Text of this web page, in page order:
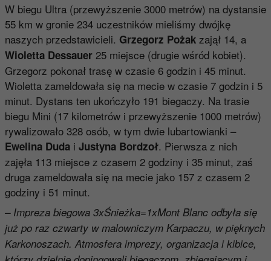
W biegu Ultra (przewyższenie 3000 metrów) na dystansie
55 km w gronie 234 uczestników mieliśmy dwójkę
naszych przedstawicieli. Grzegorz Pożakzajął 14, a
Wioletta Dessauer25 miejsce (drugie wśród kobiet).
Grzegorz pokonał trasę w czasie 6 godzin i 45 minut.
Wioletta zameldowała się na mecie w czasie 7 godzin i 5
minut. Dystans ten ukończyło 191 biegaczy. Na trasie
biegu Mini (17 kilometrów i przewyższenie 1000 metrów)
rywalizowało 328 osób, w tym dwie lubartowianki –
Ewelina Duda i Justyna Bordzoł. Pierwsza z nich
zajęła 113 miejsce z czasem 2 godziny i 35 minut, zaś
druga zameldowała się na mecie jako 157 z czasem 2
godziny i 51 minut.
– Impreza biegowa 3xŚnieżka=1xMont Blanc odbyła się
już po raz czwarty w malowniczym Karpaczu, w pięknych
Karkonoszach. Atmosfera imprezy, organizacja i kibice,